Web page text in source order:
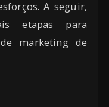
A seguir,
etapas para
marketing de